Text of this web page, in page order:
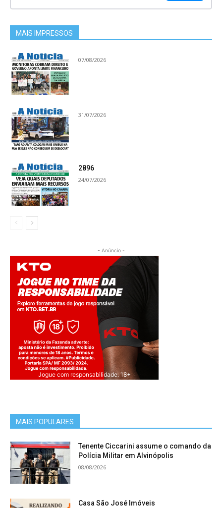
MAIS IMPRESSOS
07/08/2026
31/07/2026
2896
24/07/2026
- Anúncio -
Jogue com responsabilidade. 18+
MAIS POPULARES
Tenente Ciccarini assume o comando da
Polícia Militar em Alvinópolis
08/08/2026
Casa São José Imóveis